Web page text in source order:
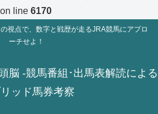
on line 6170
視点で、数字と戦歴が走るJRA競馬にアプロ
ーチせよ！
脳 -競馬番組･出馬表解読による
ッド馬券考察